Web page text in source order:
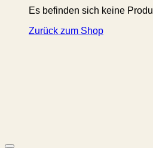
Es befinden sich keine
Zurück zum Shop